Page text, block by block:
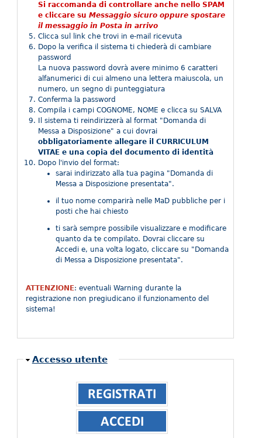
Si raccomanda di controllare anche nello SPAM
e cliccare suMessaggio sicuro oppure spostare
il messaggio in Posta in arrivo
Clicca sul link che trovi in e-mail ricevuta
Dopo la verifica il sistema ti chiederà di cambiare
password
La nuova password dovrà avere minimo 6 caratteri
alfanumerici di cui almeno una lettera maiuscola, un
numero, un segno di punteggiatura
Conferma la password
Compila i campi COGNOME, NOME e clicca su SALVA
Il sistema ti reindirizzerà al format "Domanda di
Messa a Disposizione" a cui dovrai
obbligatoriamente allegare il CURRICULUM
VITAE e una copia del documento di identità
Dopo l'invio del format:
sarai indirizzato alla tua pagina "Domanda di
Messa a Disposizione presentata".
il tuo nome comparirà nelle MaD pubbliche per i
posti che hai chiesto
ti sarà sempre possibile visualizzare e modificare
quanto da te compilato. Dovrai cliccare su
Accedi e, una volta logato, cliccare su "Domanda
di Messa a Disposizione presentata".
ATTENZIONE: eventuali Warning durante la
registrazione non pregiudicano il funzionamento del
sistema!
Nascondi
Accesso utente